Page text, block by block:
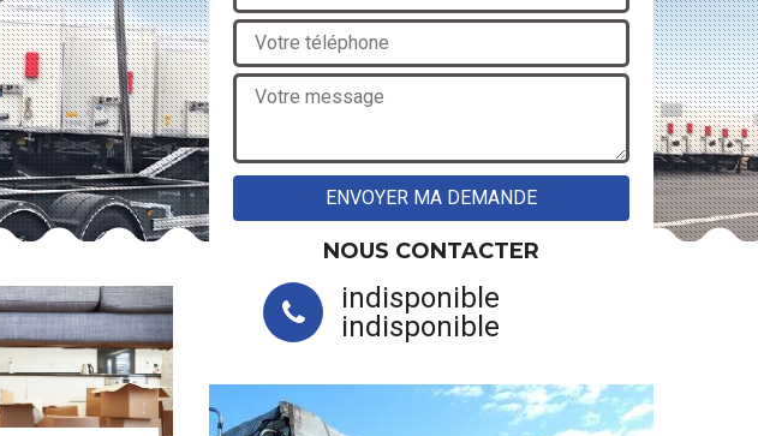
NOUS CONTACTER
indisponible
indisponible